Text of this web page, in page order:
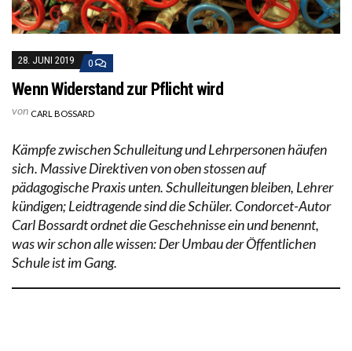
28. JUNI 2019 0
Wenn Widerstand zur Pflicht wird
von CARL BOSSARD
Kämpfe zwischen Schulleitung und Lehrpersonen häufen
sich. Massive Direktiven von oben stossen auf
pädagogische Praxis unten. Schulleitungen bleiben, Lehrer
kündigen; Leidtragende sind die Schüler. Condorcet-Autor
Carl Bossardt ordnet die Geschehnisse ein und benennt,
was wir schon alle wissen: Der Umbau der Öffentlichen
Schule ist im Gang.